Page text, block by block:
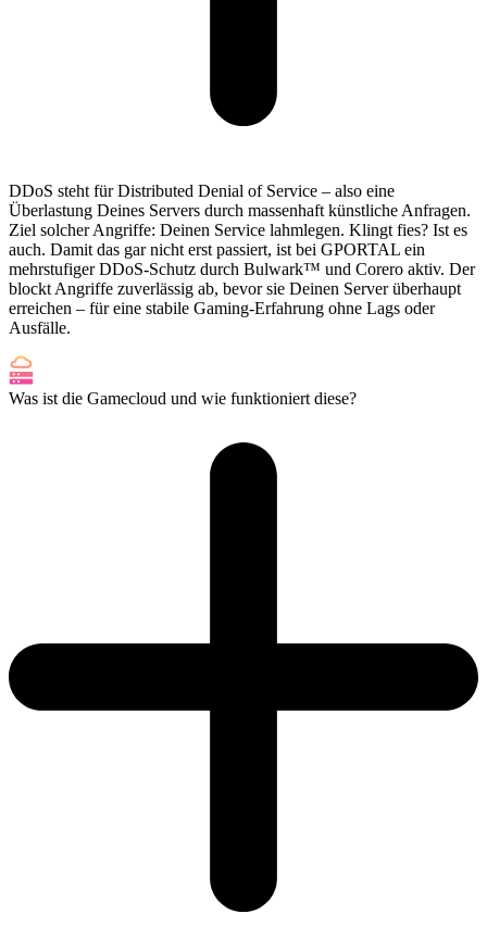
DDoS steht für Distributed Denial of Service – also eine
Überlastung Deines Servers durch massenhaft künstliche Anfragen.
Ziel solcher Angriffe: Deinen Service lahmlegen. Klingt fies? Ist es
auch. Damit das gar nicht erst passiert, ist bei GPORTAL ein
mehrstufiger DDoS-Schutz durch Bulwark™ und Corero aktiv. Der
blockt Angriffe zuverlässig ab, bevor sie Deinen Server überhaupt
erreichen – für eine stabile Gaming-Erfahrung ohne Lags oder
Ausfälle.
Was ist die Gamecloud und wie funktioniert diese?